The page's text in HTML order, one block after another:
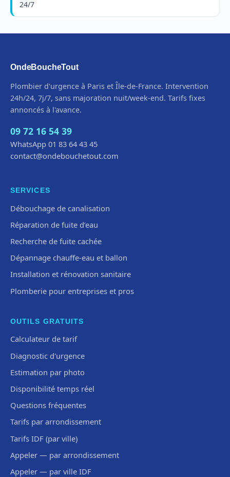
24/7
OndeBoucheTout
Plombier d'urgence à Paris et Île-de-France. Intervention
24h/24, 7j/7, sans majoration nuit/week-end. Tarifs fixes
annoncés à l'avance.
09 72 16 54 39
WhatsApp 01 83 64 43 45
contact@ondebouchetout.com
SERVICES
Débouchage de canalisation
Réparation de fuite d’eau
Recherche de fuite cachée
Dépannage chauffe-eau et ballon
Installation et rénovation sanitaire
Plomberie pour entreprises et pros
OUTILS GRATUITS
Calculateur de tarif
Diagnostic d'urgence
Estimation par photo
Disponibilité temps réel
Questions fréquentes
Tarifs par arrondissement
Tarifs IDF (par ville)
Appeler — par arrondissement
Appeler — par ville IDF